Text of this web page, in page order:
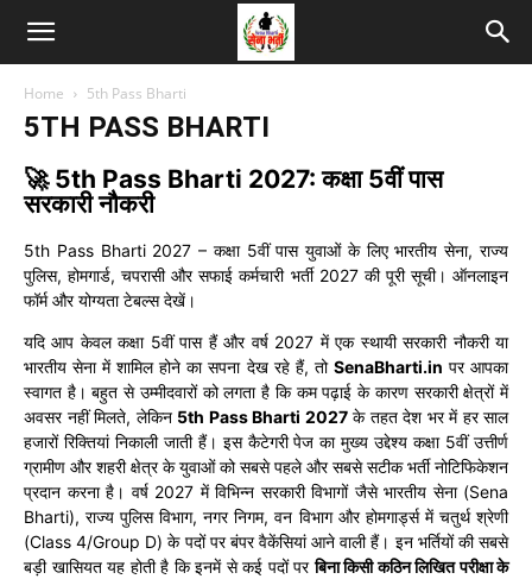
Home 5th Pass Bharti
5TH PASS BHARTI
🚀 5th Pass Bharti 2027: कक्षा 5वीं पास
सरकारी नौकरी
5th Pass Bharti 2027 – कक्षा 5वीं पास युवाओं के लिए भारतीय सेना, राज्य
पुलिस, होमगार्ड, चपरासी और सफाई कर्मचारी भर्ती 2027 की पूरी सूची। ऑनलाइन
फॉर्म और योग्यता टेबल्स देखें।
यदि आप केवल कक्षा 5वीं पास हैं और वर्ष 2027 में एक स्थायी सरकारी नौकरी या
भारतीय सेना में शामिल होने का सपना देख रहे हैं, तो SenaBharti.in पर आपका
स्वागत है। बहुत से उम्मीदवारों को लगता है कि कम पढ़ाई के कारण सरकारी क्षेत्रों में
अवसर नहीं मिलते, लेकिन 5th Pass Bharti 2027के तहत देश भर में हर साल
हजारों रिक्तियां निकाली जाती हैं। इस कैटेगरी पेज का मुख्य उद्देश्य कक्षा 5वीं उत्तीर्ण
ग्रामीण और शहरी क्षेत्र के युवाओं को सबसे पहले और सबसे सटीक भर्ती नोटिफिकेशन
प्रदान करना है। वर्ष 2027 में विभिन्न सरकारी विभागों जैसे भारतीय सेना (Sena
Bharti), राज्य पुलिस विभाग, नगर निगम, वन विभाग और होमगार्ड्स में चतुर्थ श्रेणी
(Class 4/Group D) के पदों पर बंपर वैकेंसियां आने वाली हैं। इन भर्तियों की सबसे
बड़ी खासियत यह होती है कि इनमें से कई पदों परबिना किसी कठिन लिखित परीक्षा के